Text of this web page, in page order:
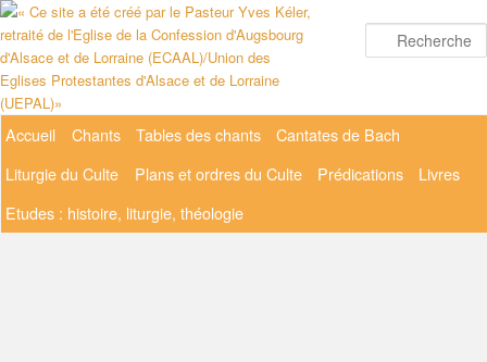
Aller
au
contenu
principal
Menu
Accueil Chants Tables des chants
Cantates de Bach
Liturgie du Culte
Plans et ordres du Culte Prédications
Livres
Etudes : histoire, liturgie, théologie